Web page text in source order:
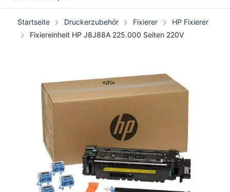
Startseite Druckerzubehör Fixierer
HP Fixierer
Fixiereinheit HP J8J88A 225.000 Seiten 220V